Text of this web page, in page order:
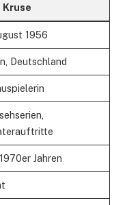
Kruse
1956
Deutschland
Jahren